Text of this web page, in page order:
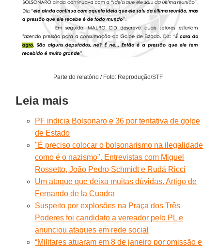
Parte do relatório / Foto: Reprodução/STF
Leia mais
PF indicia Bolsonaro e 36 por tentativa de golpe
de Estado
"É preciso colocar o bolsonarismo na ilegalidade
como é o nazismo". Entrevistas com Miguel
Rossetto, João Pedro Schmidt e Rudá Ricci
Um ataque que deixa muitas dúvidas. Artigo de
Fernando de la Cuadra
Suspeito por explosões na Praça dos Três
Poderes foi candidato a vereador pelo PL e
anunciou ataques em rede social
“Militares atuaram em 8 de janeiro por omissão e